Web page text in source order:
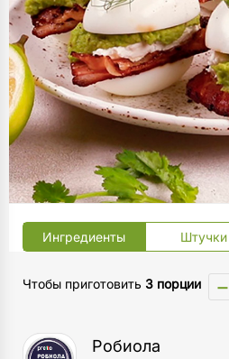
Ингредиенты Штучки
Чтобы приготовить 3 порции −
Робиола